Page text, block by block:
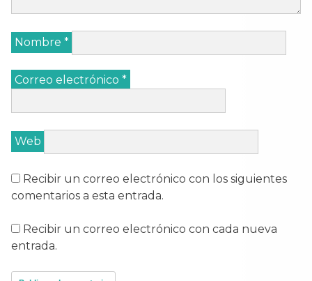
Nombre *
Correo electrónico *
Web
Recibir un correo electrónico con los siguientes
comentarios a esta entrada.
Recibir un correo electrónico con cada nueva
entrada.